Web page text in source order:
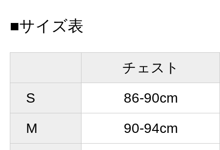
■サイズ表
チェスト
S
86-90cm
M
90-94cm